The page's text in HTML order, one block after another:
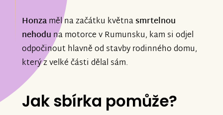
Petra, Honzík, Adámek.
Honzaměl na začátku květnasmrtelnou
nehodu na motorce v Rumunsku, kam si odjel
odpočinout hlavně od stavby rodinného domu,
který z velké části dělal sám.
Jak sbírka pomůže?